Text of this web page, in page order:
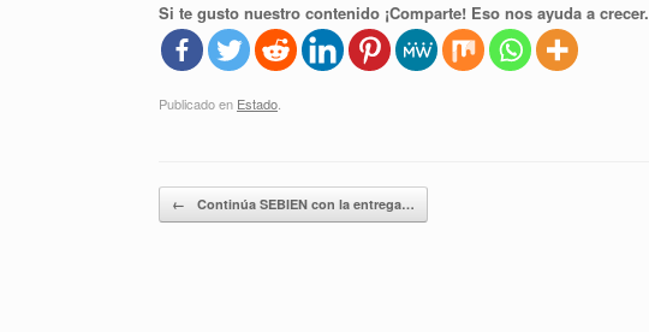
Si te gusto nuestro contenido ¡Comparte! Eso nos ayuda a crecer.
Publicado en Estado
Navegador de artículos
← Continúa SEBIEN con la entrega…